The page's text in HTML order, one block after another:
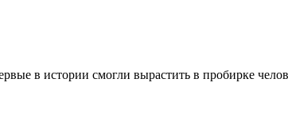
в истории смогли вырастить в пробирке